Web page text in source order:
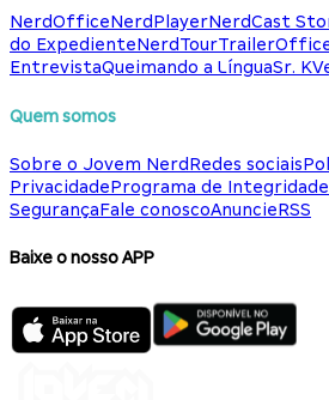
NerdOfficeNerdPlayerNerdCast
do ExpedienteNerdTour
EntrevistaQueimando a LínguaSr. K
Quem somos
Sobre o Jovem NerdRedes sociais
PrivacidadePrograma de Integridade
SegurançaFale conoscoAnuncieRSS
Baixe o nosso APP